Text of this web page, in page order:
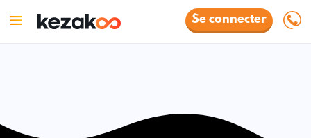
Se connecter